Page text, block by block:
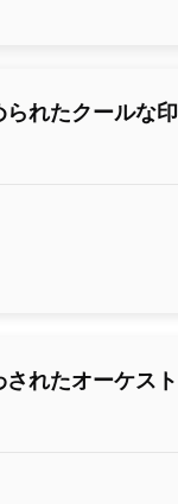
れたクールな
れたオーケス